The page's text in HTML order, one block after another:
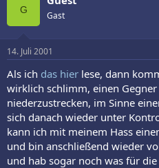
e
r
e
t
a
m
G Gast
14. Juli 2001
Als ich das hier lese, dann
wirklich schlimm, einen
niederzustrecken, im Sinne
sich danach wieder unter
kann ich mit meinem Hass
und bin anschließend wieder
und hab sogar noch was für